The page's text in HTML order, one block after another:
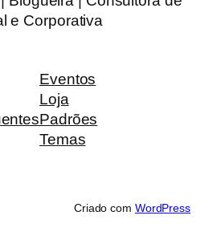
e Corporativa
Eventos
Loja
Padrões
Temas
Criado com WordPress